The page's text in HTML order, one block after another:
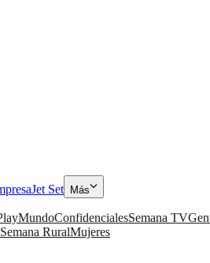
Jet Set Más
MundoConfidencialesSemana TV
Semana RuralMujeres